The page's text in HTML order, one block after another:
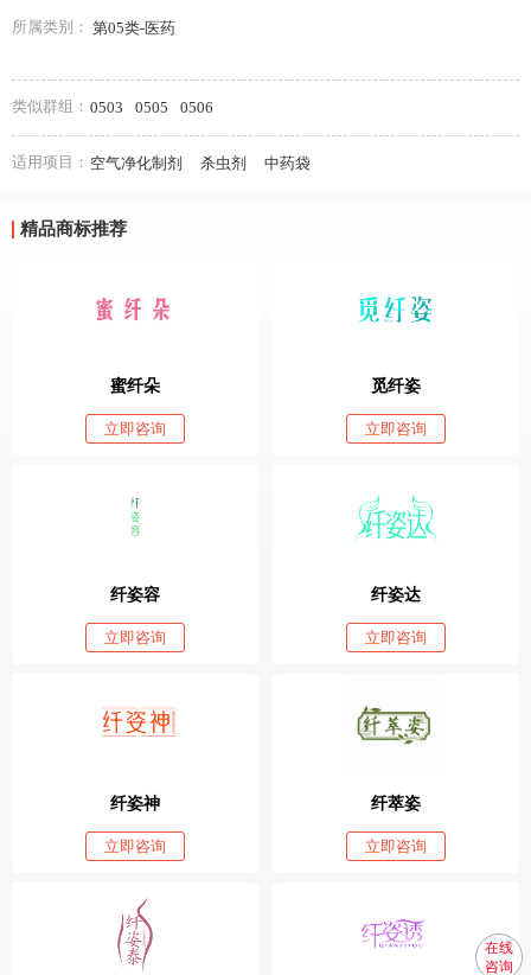
所属类别： 第05类-医药
类似群组： 0503 0505 0506
适用项目： 空气净化制剂 杀虫剂 中药袋
精品商标推荐
蜜纤朵
立即咨询
觅纤姿
立即咨询
纤姿容
立即咨询
纤姿达
立即咨询
纤姿神
立即咨询
纤萃姿
立即咨询
在线
咨询